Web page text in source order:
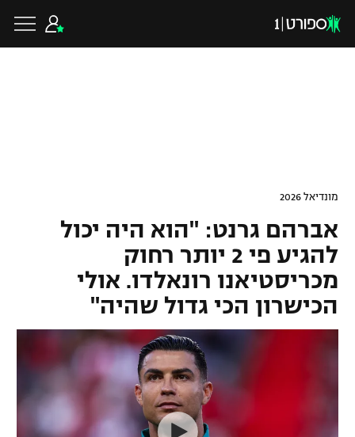
ליגה לאומית
גביע הטוטו
ליגיונרים
כדורגל עולמי
ליגת האלופות
ליגה אירופית
ליגה אנגלית
כדורסל ישראלי
ליגת ווינר סל
ליגה לאומית
כדורסל עולמי
מונדיאל 2026
אברהם גרנט: "הוא היה יכול
להגיע פי 2 יותר רחוק
מכריסטיאנו רונאלדו. אולי
הכישרון הכי גדול שהיה"